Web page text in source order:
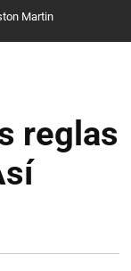
Martin
reglas